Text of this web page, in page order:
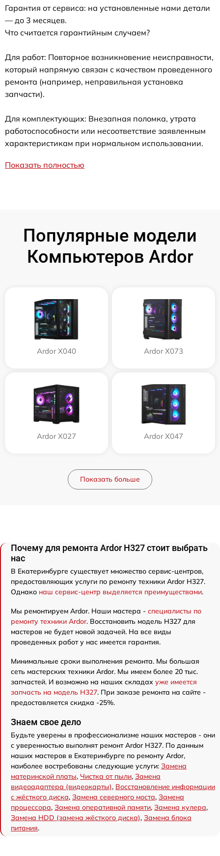
Гарантия от сервиса: на установленные нами детали
— до 3 месяцев.
Что считается гарантийным случаем?
Для работ: Повторное возникновение неисправности,
который напрямую связан с качеством проведенного
ремонта (например, неправильная установка
запчасти).
Для комплектующих: Внезапная поломка, утрата
работоспособности или несоответствие заявленным
характеристикам при нормальном использовании.
Показать полностью
Популярные модели
Компьютеров Ardor
Ardor X040 Ardor X073
Ardor X027 Ardor X047
Показать больше
Почему для ремонта Ardor H327 стоит выбрать
нас
В Екатеринбурге существует множество сервис-центров,
предоставляющих услуги по ремонту техники Ardor H327.
Однако наш сервис-центр выделяется преимуществами.
Мы ремонтируем Ardor. Наши мастера - специалисты по
ремонту техники Ardor. Восстановить модель H327 для
мастеров не будет новой задачей. На все виды
проведенных работ у нас имеется гарантия.
Минимальные сроки выполнения ремонта. Мы большая
сеть мастерских техники Ardor. Мы имеем более 20 тыс.
запчастей. И возможно на наших складах уже имеется
запчасть на модель H327. При заказе ремонта на сайте -
предоставляется скидка -25%.
Знаем свое дело
Будьте уверены в профессионализме наших мастеров - они
с уверенностью выполнят ремонт Ardor H327. По данным
наших мастеров в Екатеринбурге по ремонту Ardor,
наиболее востребованы следующие услуги: Замена
материнской платы, Чистка от пыли, Замена
видеоадаптера (видеокарты), Восстановление информации
с жёсткого диска, Замена северного моста, Замена
процессора, Замена оперативной памяти, Замена кулера,
Замена HDD (замена жёсткого диска), Замена блока
питания.